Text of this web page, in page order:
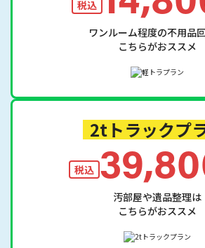
税込
ワンルーム程度の不用品
こちらがおススメ
2tトラックプ
税込
汚部屋や遺品整理は
こちらがおススメ